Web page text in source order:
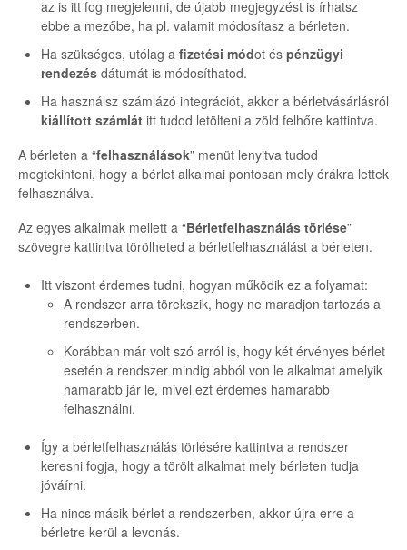
az is itt fog megjelenni, de újabb megjegyzést is írhatsz
ebbe a mezőbe, ha pl. valamit módosítasz a bérleten.
Ha szükséges, utólag a fizetési módot és pénzügyi
rendezés dátumát is módosíthatod.
Ha használsz számlázó integrációt, akkor a bérletvásárlásról
kiállított számlát itt tudod letölteni a zöld felhőre kattintva.
A bérleten a “felhasználások” menüt lenyitva tudod
megtekinteni, hogy a bérlet alkalmai pontosan mely órákra lettek
felhasználva.
Az egyes alkalmak mellett a “Bérletfelhasználás törlése”
szövegre kattintva törölheted a bérletfelhasználást a bérleten.
Itt viszont érdemes tudni, hogyan működik ez a folyamat:
A rendszer arra törekszik, hogy ne maradjon tartozás a
rendszerben.
Korábban már volt szó arról is, hogy két érvényes bérlet
esetén a rendszer mindig abból von le alkalmat amelyik
hamarabb jár le, mivel ezt érdemes hamarabb
felhasználni.
Így a bérletfelhasználás törlésére kattintva a rendszer
keresni fogja, hogy a törölt alkalmat mely bérleten tudja
jóváírni.
Ha nincs másik bérlet a rendszerben, akkor újra erre a
bérletre kerül a levonás.